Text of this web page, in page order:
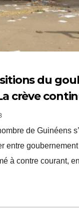
du
crève
de Guinéens
entre
à contre courant,